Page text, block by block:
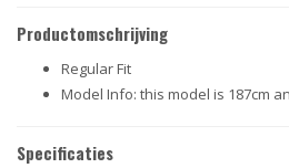
Productomschrijving
Regular Fit
Model Info: this model is 187cm
Specificaties